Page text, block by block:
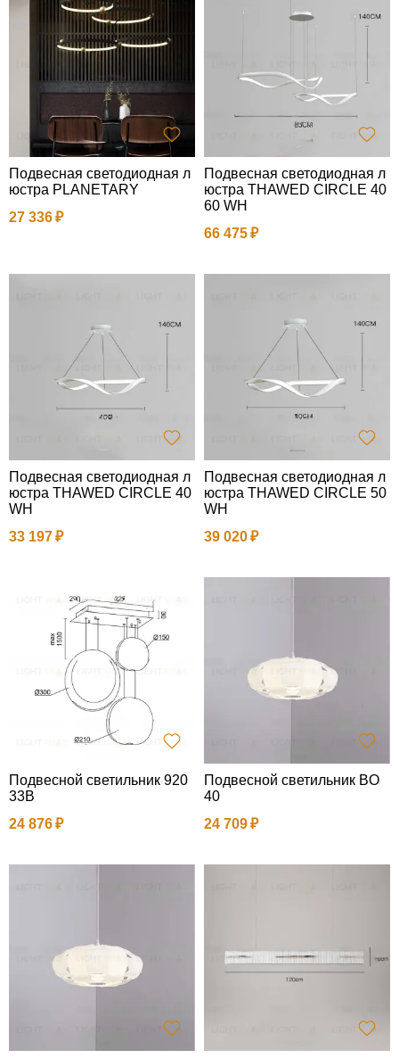
Подвесная светодиодная л
юстра PLANETARY
27 336
Подвесная светодиодная л
юстра THAWED CIRCLE 40
60 WH
66 475
Подвесная светодиодная л
юстра THAWED CIRCLE 40
WH
33 197
Подвесная светодиодная л
юстра THAWED CIRCLE 50
WH
39 020
Подвесной светильник 920
33B
24 876
Подвесной светильник BO
40
24 709